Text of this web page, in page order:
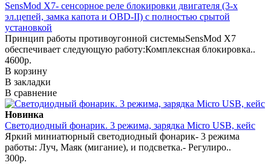
SensMod X7- сенсорное реле блокировки двигателя (3-х
эл.цепей, замка капота и OBD-II) с полностью срытой
установкой
Принцип работы противоугонной системыSensMod X7
обеспечивает следующую работу:Комплексная блокировка..
4600р.
В корзину
В закладки
В сравнение
Новинка
Светодиодный фонарик. 3 режима, зарядка Micro USB, кейс
Яркий миниатюрный светодиодный фонарик- 3 режима
работы: Луч, Маяк (мигание), и подсветка.- Регулиро..
300р.